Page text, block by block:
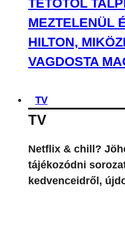
TETŐTŐL
MEZTELENÜL
HILTON,
VAGDOSTA
TV
TV
Netflix & chill?
tájékozódni
kedvenceidről,